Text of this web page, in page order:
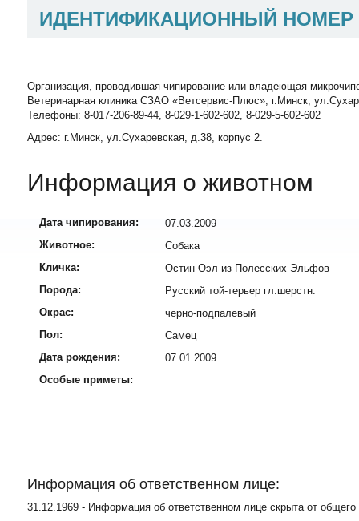
ИДЕНТИФИКАЦИОННЫЙ
Организация, проводившая чипирование или владеющая
Ветеринарная клиника СЗАО «Ветсервис-Плюс», г.Минск,
Телефоны: 8-017-206-89-44, 8-029-1-602-602, 8-029-5-602-602
Адрес: г.Минск, ул.Сухаревская, д.38, корпус 2.
Информация о животном
Дата чипирования:
07.03.2009
Животное:
Собака
Кличка:
Остин Оэл из Полесских Эльфов
Порода:
Русский той-терьер гл.шерстн.
Окрас:
черно-подпалевый
Пол:
Самец
Дата рождения:
07.01.2009
Особые приметы:
Информация об ответственном лице:
31.12.1969 - Информация об ответственном лице скрыта от общего